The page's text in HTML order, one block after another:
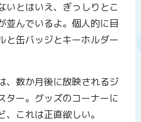
いとはいえ、ぎっしりとこ
並んでいるよ。個人的に目
と缶バッジとキーホルダー
、数か月後に放映されるジ
ター。グッズのコーナーに
これは正直欲しい。